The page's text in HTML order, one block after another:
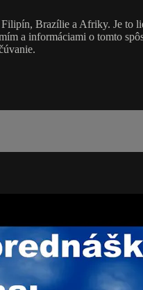
Brazílie a Afriky. Je to
a informáciami o tomto